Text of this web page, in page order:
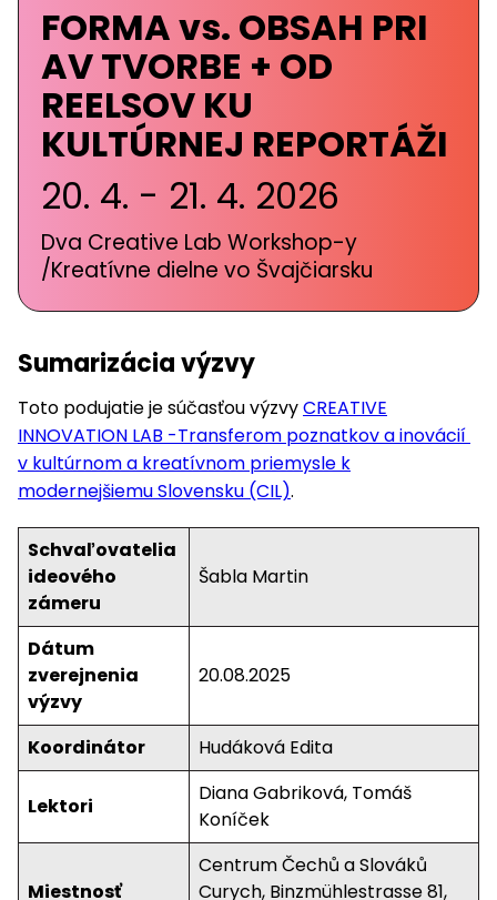
FORMA vs. OBSAH PRI
AV TVORBE + OD
REELSOV KU
KULTÚRNEJ REPORTÁŽI
20. 4. - 21. 4. 2026
Dva Creative Lab Workshop-y
/Kreatívne dielne vo Švajčiarsku
Sumarizácia výzvy
Toto podujatie je súčasťou výzvyCREATIVE
INNOVATION LAB -Transferom poznatkov a inovácií
v kultúrnom a kreatívnom priemysle k
modernejšiemu Slovensku (CIL).
Schvaľovatelia
ideového
zámeru
Šabla Martin
Dátum
zverejnenia
výzvy
20.08.2025
Koordinátor Hudáková Edita
Lektori
Diana Gabriková, Tomáš
Koníček
Miestnosť
Centrum Čechů a Slováků
Curych, Binzmühlestrasse 81,